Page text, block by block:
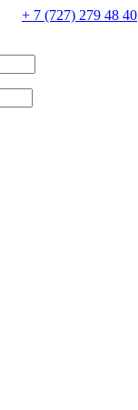
+ 7 (727) 279 48 40